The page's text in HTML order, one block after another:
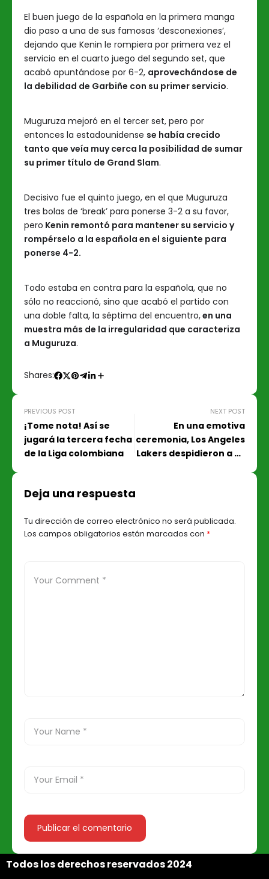
El buen juego de la española en la primera manga
dio paso a una de sus famosas ‘desconexiones’,
dejando que Kenin le rompiera por primera vez el
servicio en el cuarto juego del segundo set, que
acabó apuntándose por 6-2, aprovechándose de
la debilidad de Garbiñe con su primer servicio.
Muguruza mejoró en el tercer set, pero por
entonces la estadounidense se había crecido
tanto que veía muy cerca la posibilidad de sumar
su primer título de Grand Slam.
Decisivo fue el quinto juego, en el que Muguruza
tres bolas de ‘break’ para ponerse 3-2 a su favor,
pero Kenin remontó para mantener su servicio y
rompérselo a la española en el siguiente para
ponerse 4-2.
Todo estaba en contra para la española, que no
sólo no reaccionó, sino que acabó el partido con
una doble falta, la séptima del encuentro,en una
muestra más de la irregularidad que caracteriza
a Muguruza.
Shares:
PREVIOUS POST
¡Tome nota! Así se
jugará la tercera fecha
de la Liga colombiana
NEXT POST
En una emotiva
ceremonia, Los Angeles
Lakers despidieron a su
Deja una respuesta
Tu dirección de correo electrónico no será publicada.
Los campos obligatorios están marcados con *
Todos los derechos reservados 2024